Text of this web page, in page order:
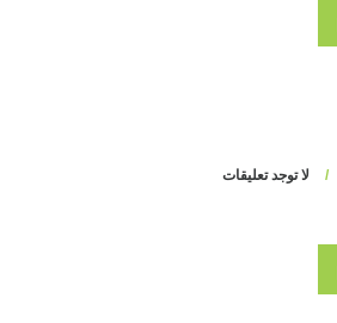
لا توجد تعليقات